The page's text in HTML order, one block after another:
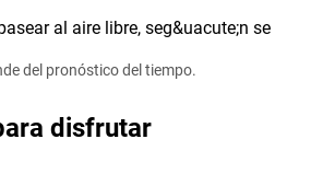
del pronóstico del tiempo.
disfrutar